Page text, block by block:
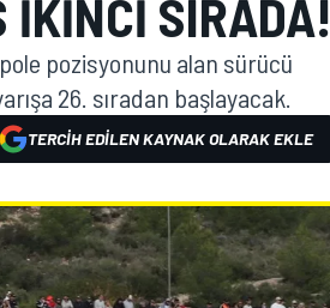
IKINCI SIRADA!
pozisyonunu alan sürücü
26. sıradan başlayacak.
TERCIH EDILEN KAYNAK OLARAK EKLE